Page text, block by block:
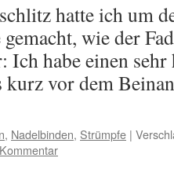
hatte ich um
wie der
Ich habe einen
kurz vor dem
, Nadelbinden, Strümpfe |